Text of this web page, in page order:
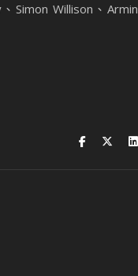
Simon Willison、Armin